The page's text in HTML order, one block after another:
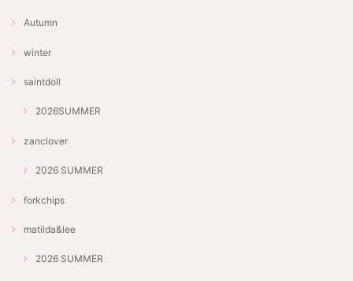
Autumn
winter
saintdoll
2026SUMMER
zanclover
2026 SUMMER
forkchips
matilda&lee
2026 SUMMER